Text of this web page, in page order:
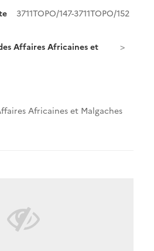
3711TOPO/147-3711TOPO/152
Affaires Africaines et
Africaines et Malgaches